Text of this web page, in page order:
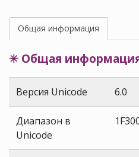
Общая информация
✳ Общая
Версия Unicode 6.0
Диапазон в
Unicode